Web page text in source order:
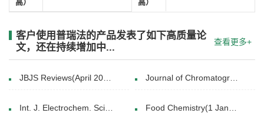
高）
高）
客户使用普瑞法的产品发表了如下高质量论
文，还在持续增加中...
查看更多+
JBJS Reviews(April 2025) Journal of Chromatography A( 5 February 2020)
Int. J. Electrochem. Sci(25 August 2014) Food Chemistry(1 January 2016)